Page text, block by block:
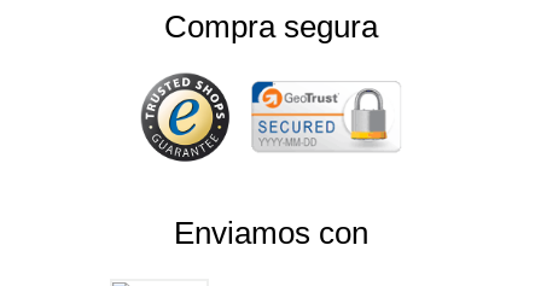
Compra segura
Enviamos con